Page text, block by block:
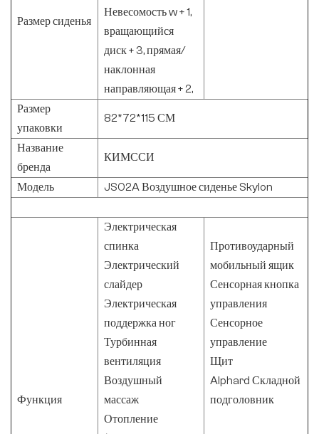
Размер сиденья
Невесомость w + 1,
вращающийся
диск + 3, прямая/
наклонная
направляющая + 2,
Размер
упаковки
82*72*115 СМ
Название
бренда
КИМССИ
Модель JS02A Воздушное сиденье Skylon
Функция
Электрическая
спинка
Электрический
слайдер
Электрическая
поддержка ног
Турбинная
вентиляция
Воздушный
массаж
Отопление
Противоударный
мобильный ящик
Сенсорная кнопка
управления
Сенсорное
управление
Щит
Alphard Складной
подголовник